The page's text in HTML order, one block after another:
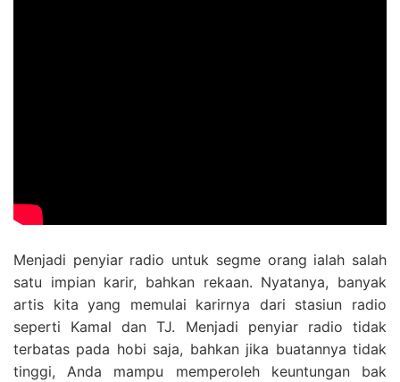
Menjadi penyiar radio untuk segme orang ialah salah
satu impian karir, bahkan rekaan. Nyatanya, banyak
artis kita yang memulai karirnya dari stasiun radio
seperti Kamal dan TJ. Menjadi penyiar radio tidak
terbatas pada hobi saja, bahkan jika buatannya tidak
tinggi, Anda mampu memperoleh keuntungan bak